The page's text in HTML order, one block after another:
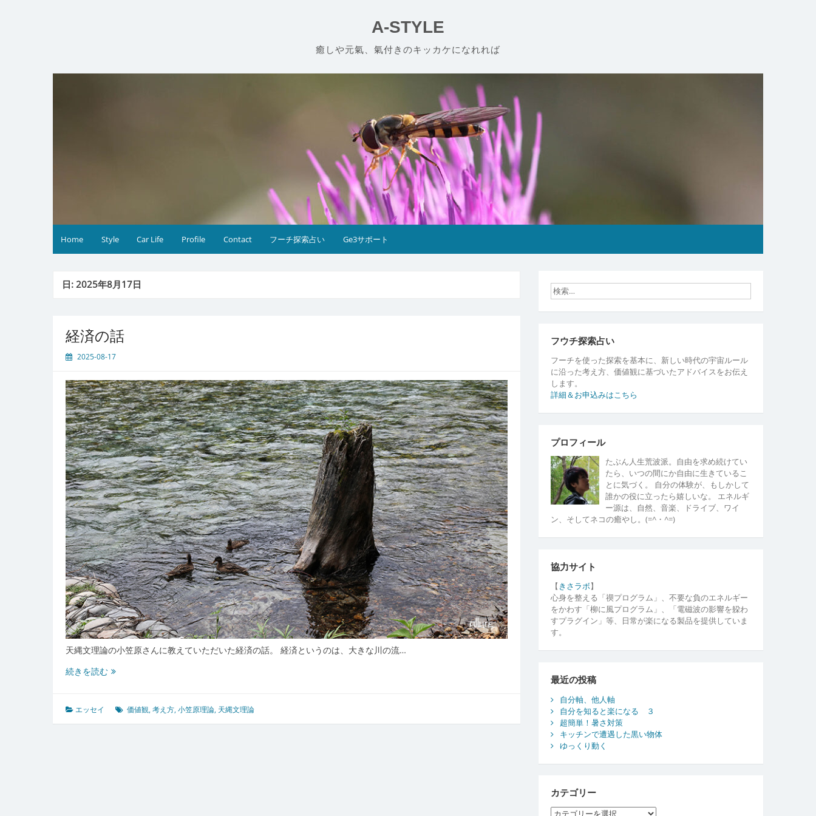
A-STYLE
癒しや元氣、氣付きのキッカケになれれば
Home Style Car Life Profile Contact フーチ探索占い Ge3サポート
日:2025年8月17日
経済の話
2025-08-17
天縄文理論の小笠原さんに教えていただいた経済の話。 経済というのは、大きな川の流…
続きを読む経
話
エッセイ 価値観,考え方,小笠原理論, 天縄文理論
フウチ探索占い
フーチを使った探索を基本に、新しい時代の宇宙ルール
に沿った考え方、価値観に基づいたアドバイスをお伝え
します。
詳細＆お申込みはこちら
プロフィール
たぶん人生荒波派。自由を求め続けてい
たら、いつの間にか自由に生きているこ
とに気づく。 自分の体験が、もしかして
誰かの役に立ったら嬉しいな。 エネルギ
ー源は、自然、音楽、ドライブ、ワイ
ン、そしてネコの癒やし。(=^・^=)
協力サイト
【 きさラボ】
心身を整える「禊プログラム」、不要な負のエネルギー
をかわす「柳に風プログラム」、「電磁波の影響を躱わ
すプラグイン」等、日常が楽になる製品を提供していま
す。
最近の投稿
自分軸、他人軸
自分を知ると楽になる ３
超簡単！暑さ対策
キッチンで遭遇した黒い物体
ゆっくり動く
カテゴリー
カ